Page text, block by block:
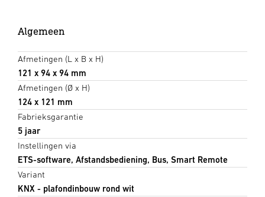
Algemeen
Afmetingen (L x B x H)
121 x 94 x 94 mm
Afmetingen (Ø x H)
124 x 121 mm
Fabrieksgarantie
5 jaar
Instellingen via
ETS-software, Afstandsbediening, Bus, Smart Remote
Variant
KNX - plafondinbouw rond wit